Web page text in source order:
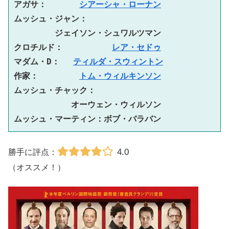
アガサ： シアーシャ・ローナン
ムッシュ・ジャン：
ジェイソン・シュワルツマン
クロチルド：
レア・セドゥ
マダム・D： ティルダ・スウィントン
作家：
トム・ウィルキンソン
ムッシュ・チャック：
オーウェン・ウィルソン
ムッシュ・マーティン：ボブ・バラバン
勝手に評点： 4.0
（オススメ！）